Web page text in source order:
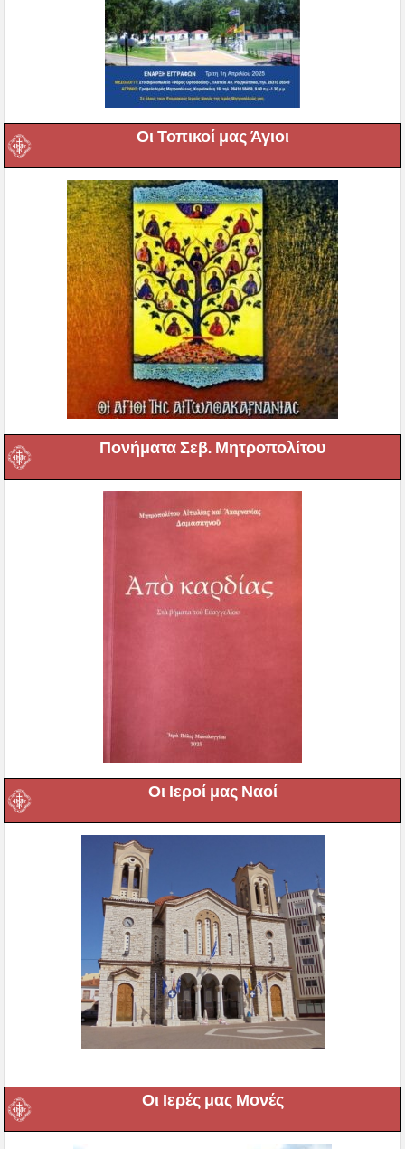
Οι Τοπικοί μας Άγιοι
Πονήματα Σεβ. Μητροπολίτου
Οι Ιεροί μας Ναοί
Οι Ιερές μας Μονές